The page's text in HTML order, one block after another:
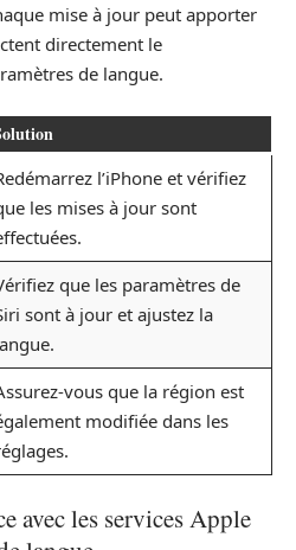
mise à jour peut apporter
directement le
de langue.
l’iPhone et vérifiez
les mises à jour sont
que les paramètres de
sont à jour et ajustez la
vous que la région est
modifiée dans les
avec les services Apple